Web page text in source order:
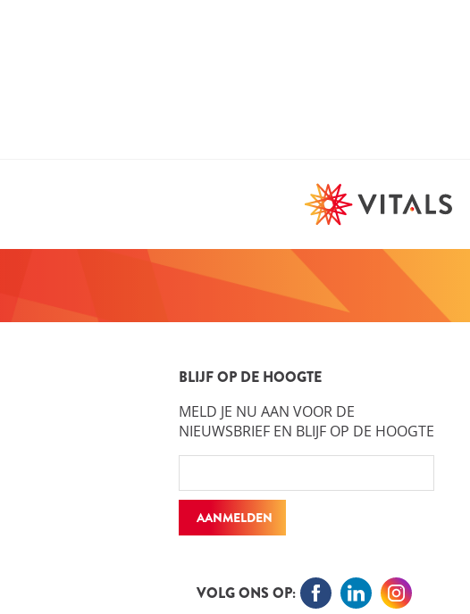
BLIJF OP DE HOOGTE
MELD JE NU AAN VOOR DE
NIEUWSBRIEF EN BLIJF OP DE HOOGTE
AANMELDEN
VOLG ONS OP: